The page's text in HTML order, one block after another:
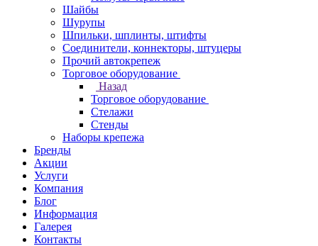
Шайбы
Шурупы
Шпильки, шплинты, штифты
Соединители, коннекторы, штуцеры
Прочий автокрепеж
Торговое оборудование
Назад
Торговое оборудование
Стелажи
Стенды
Наборы крепежа
Бренды
Акции
Услуги
Компания
Блог
Информация
Галерея
Контакты